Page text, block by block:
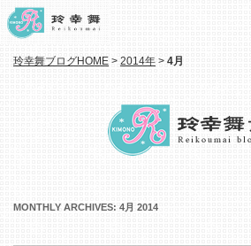
玲幸舞ブログHOME > 2014年 > 4月
MONTHLY ARCHIVES: 4月 2014